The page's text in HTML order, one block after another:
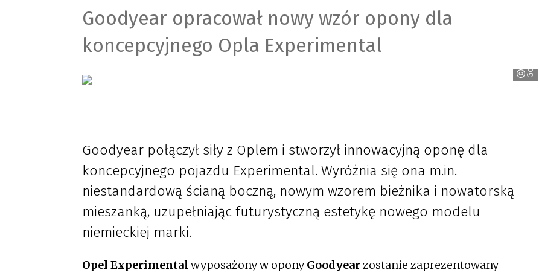
Goodyear opracował nowy wzór opony dla
koncepcyjnego Opla Experimental
Goodyear
Goodyear połączył siły z Oplem i stworzył innowacyjną oponę dla
koncepcyjnego pojazdu Experimental. Wyróżnia się ona m.in.
niestandardową ścianą boczną, nowym wzorem bieżnika i nowatorską
mieszanką, uzupełniając futurystyczną estetykę nowego modelu
niemieckiej marki.
Opel Experimentalwyposażony w oponyGoodyearzostanie zaprezentowany